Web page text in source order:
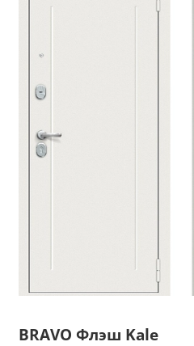
BRAVO Флэш Kale